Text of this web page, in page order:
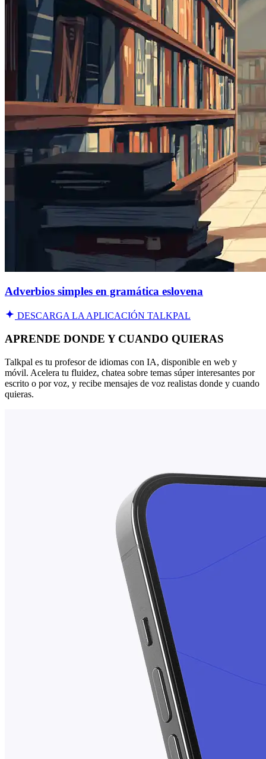
Adverbios simples en gramática eslovena
DESCARGA LA APLICACIÓN TALKPAL
APRENDE DONDE Y CUANDO QUIERAS
Talkpal es tu profesor de idiomas con IA, disponible en web y
móvil. Acelera tu fluidez, chatea sobre temas súper interesantes por
escrito o por voz, y recibe mensajes de voz realistas donde y cuando
quieras.